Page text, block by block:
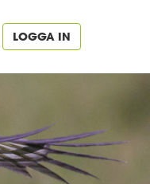
LOGGA IN